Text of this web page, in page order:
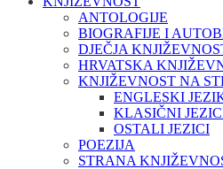
ANTOLOGIJE
BIOGRAFIJE I
DJEČJA
HRVATSKA
KNJIŽEVNOST NA
ENGLESKI
KLASIČNI
OSTALI JEZICI
POEZIJA
STRANA